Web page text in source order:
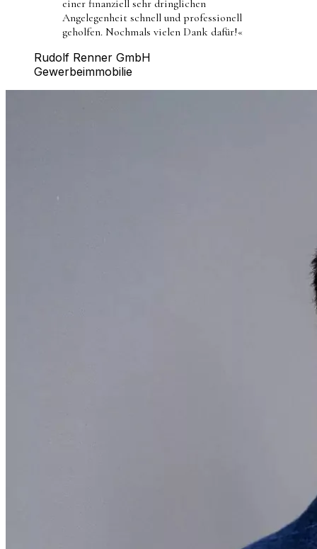
einer finanziell sehr dringlichen
Angelegenheit schnell und professionell
geholfen. Nochmals vielen Dank dafür!«
Rudolf Renner GmbH
Gewerbeimmobilie